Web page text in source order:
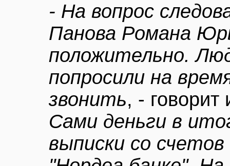
- На вопрос
Панова Романа
положительно.
попросили на
звонить, - говорит
Сами деньги в
выписки со